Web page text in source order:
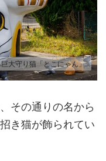
大守り猫「とこにゃん」
その通りの名から
き猫が飾られてい